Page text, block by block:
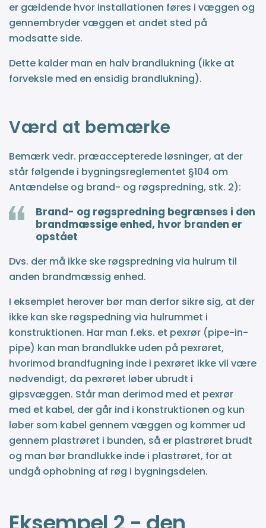
er gældende hvor installationen føres i væggen og
gennembryder væggen et andet sted på
modsatte side.
Dette kalder man en halv brandlukning (ikke at
forveksle med en ensidig brandlukning).
Værd at bemærke
Bemærk vedr. præaccepterede løsninger, at der
står følgende i bygningsreglementet §104 om
Antændelse og brand- og røgspredning, stk. 2):
Brand- og røgspredning begrænses i den
brandmæssige enhed, hvor branden er
opstået
Dvs. der må ikke ske røgspredning via hulrum til
anden brandmæssig enhed.
I eksemplet herover bør man derfor sikre sig, at der
ikke kan ske røgspedning via hulrummet i
konstruktionen. Har man f.eks. et pexrør (pipe-in-
pipe) kan man brandlukke uden på pexrøret,
hvorimod brandfugning inde i pexrøret ikke vil være
nødvendigt, da pexrøret løber ubrudt i
gipsvæggen. Står man derimod med et pexrør
med et kabel, der går ind i konstruktionen og kun
løber som kabel gennem væggen og kommer ud
gennem plastrøret i bunden, så er plastrøret brudt
og man bør brandlukke inde i plastrøret, for at
undgå ophobning af røg i bygningsdelen.